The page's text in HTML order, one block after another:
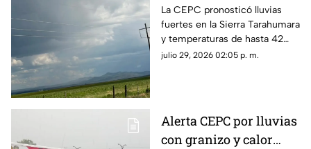
42 grados en
Chihuahua; aquí fechas
La CEPC pronosticó lluvias
fuertes en la Sierra Tarahumara
y temperaturas de hasta 42
grados centígrados en el norte
julio 29, 2026 02:05 p. m.
Alerta CEPC por lluvias
con granizo y calor